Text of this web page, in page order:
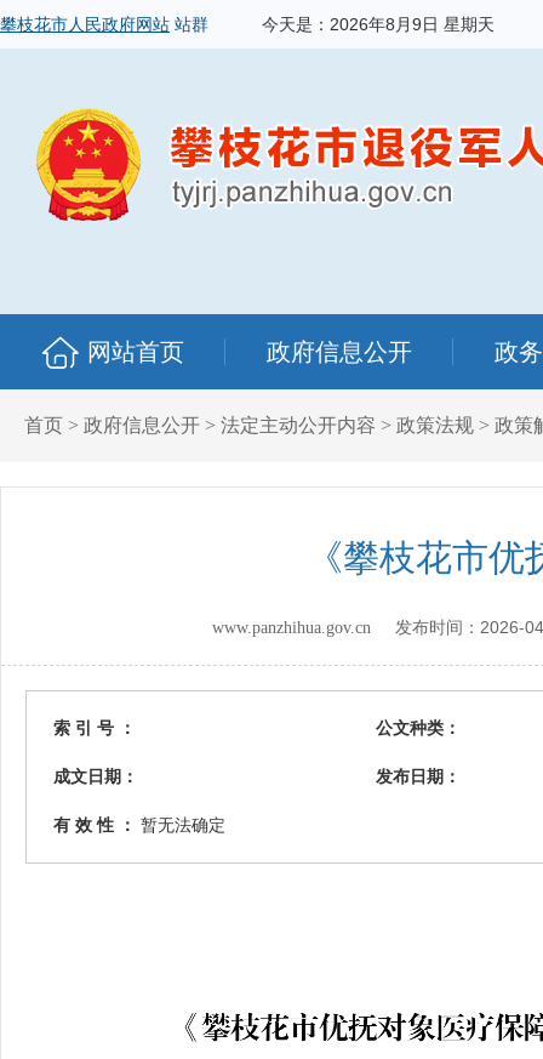
攀枝花市人民政府网站 站群 今天是： 2026年8月9日 星期天
网站首页 政府信息公开 政
首页 > 政府信息公开 > 法定主动公开内容 > 政策法规 > 政策
《攀枝花市
www.panzhihua.gov.cn 发布时间： 2026-
索 引 号 ： 公文种类：
成文日期： 发布日期：
有 效 性 ： 暂无法确定